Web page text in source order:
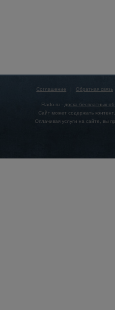
Соглашение | Обратная связь
Flado.ru - доска бесплатных
Сайт может содержать
Оплачивая услуги на сайте, вы